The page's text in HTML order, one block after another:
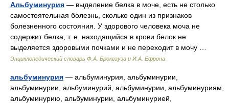
Альбуминурия — выделение белка в моче, есть не столько
самостоятельная болезнь, сколько один из признаков
болезненного состояния. У здорового человека моча не
содержит белка, т. е. находящийся в крови белок не
выделяется здоровыми почками и не переходит в мочу …
Энциклопедический словарь Ф.А. Брокгауза и И.А. Ефрона
альбуминурия — альбуминурия, альбуминурии,
альбуминурии, альбуминурий, альбуминурии, альбуминуриям,
альбуминурию, альбуминурии, альбуминурией,